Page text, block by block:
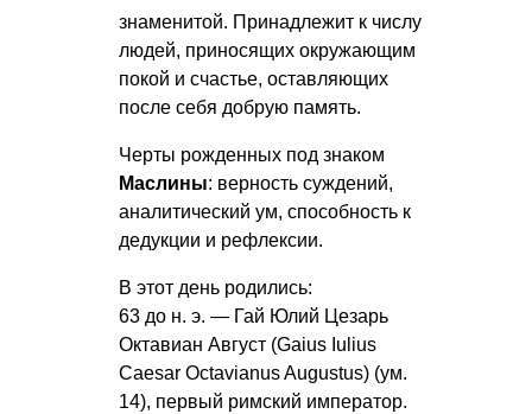
знаменитой. Принадлежит к числу
людей, приносящих окружающим
покой и счастье, оставляющих
после себя добрую память.
Черты рожденных под знаком
Маслины: верность суждений,
аналитический ум, способность к
дедукции и рефлексии.
В этот день родились:
63 до н. э. — Гай Юлий Цезарь
Октавиан Август (Gaius Iulius
Caesar Octavianus Augustus) (ум.
14), первый римский император.